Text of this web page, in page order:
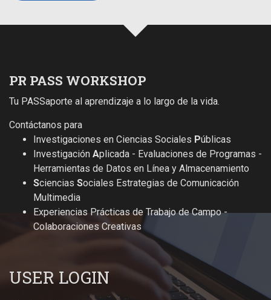
PR PASS WORKSHOP
Tu PASSaporte al aprendizaje a lo largo de la vida.
Contáctanos para
Investigaciones en Ciencias Sociales Públicas
Investigación Aplicada - Evaluaciones de Programas -
Herramientas de Datos en Línea y Almacenamiento
Sciencias Sociales Estrategias de Comunicación
Multimedia
Experiencias Prácticas de Trabajo de Campo -
Colaboraciones Creativas
USER LOGIN